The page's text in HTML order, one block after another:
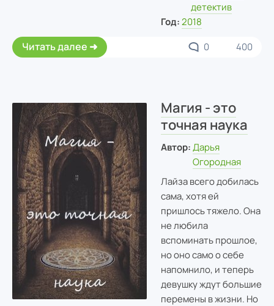
детектив
Год: 2018
Читать далее 0 400
Магия - это
точная наука
Автор: Дарья
Огородная
Лайза всего добилась
сама, хотя ей
пришлось тяжело. Она
не любила
вспоминать прошлое,
но оно само о себе
напомнило, и теперь
девушку ждут большие
перемены в жизни. Но